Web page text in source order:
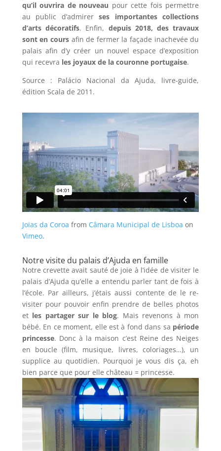
qu’il ouvrira de nouveau pour cette fois permettre
au public d’admirerses importantes collections
d’arts décoratifs. Enfin, depuis 2018, des travaux
sont en cours afin de fermer la façade inachevée du
palais afin d’y créer un nouvel espace d’exposition
qui recevra les joyaux de la couronne portugaise.
Source : Palácio Nacional da Ajuda, livre-guide,
édition Scala de 2011.
Joias da Coroa from Câmara Municipal de Lisboa on
Vimeo.
Notre visite du palais d’Ajuda en famille
Notre crevette avait sauté de joie à l’idée de visiter le
palais d’Ajuda qu’elle a entendu parler tant de fois à
l’école. Par ailleurs, j’étais aussi contente de le re-
visiter pour pouvoir enfin prendre de belles photos
et les partager sur le blog. Mais revenons à mon
bébé. En ce moment, elle est à fond dans sa période
princesse. Donc à la maison c’est Reine des Neiges
en boucle (film, musique, livres, coloriages…), un
supplice au quotidien. Pourquoi je vous dis ça, eh
bien parce que pour elle château = princesse.